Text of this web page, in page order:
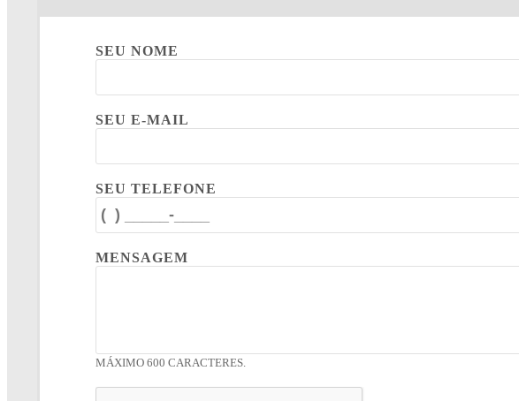
SEU NOME
SEU E-MAIL
SEU TELEFONE
MENSAGEM
MÁXIMO 600 CARACTERES.